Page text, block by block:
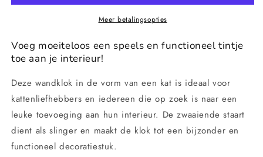
staart
staart
Meer betalingsopties
Voeg moeiteloos een speels en functioneel tintje
toe aan je interieur!
Deze wandklok in de vorm van een kat is ideaal voor
kattenliefhebbers en iedereen die op zoek is naar een
leuke toevoeging aan hun interieur. De zwaaiende staart
dient als slinger en maakt de klok tot een bijzonder en
functioneel decoratiestuk.